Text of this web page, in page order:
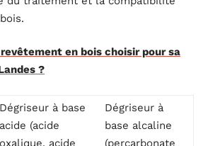
en bois choisir pour sa
?
Dégriseur à base
acide (acide
oxalique, acide
Dégriseur à
base alcaline
(percarbonate